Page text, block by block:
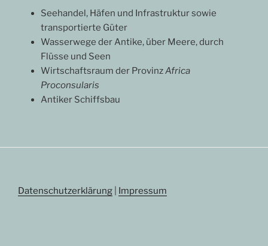
Seehandel, Häfen und Infrastruktur sowie
transportierte Güter
Wasserwege der Antike, über Meere, durch
Flüsse und Seen
Wirtschaftsraum der ProvinzAfrica
Proconsularis
Antiker Schiffsbau
Datenschutzerklärung Impressum